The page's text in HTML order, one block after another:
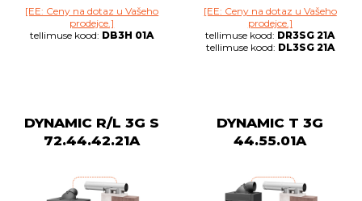
[EE: Ceny na dotaz u Vašeho
prodejce.]
tellimuse kood: DB3H 01A
[EE: Ceny na dotaz u Vašeho
prodejce.]
tellimuse kood: DR3SG 21A
tellimuse kood: DL3SG 21A
DYNAMIC R/L 3G S
72.44.42.21A
DYNAMIC T 3G
44.55.01A